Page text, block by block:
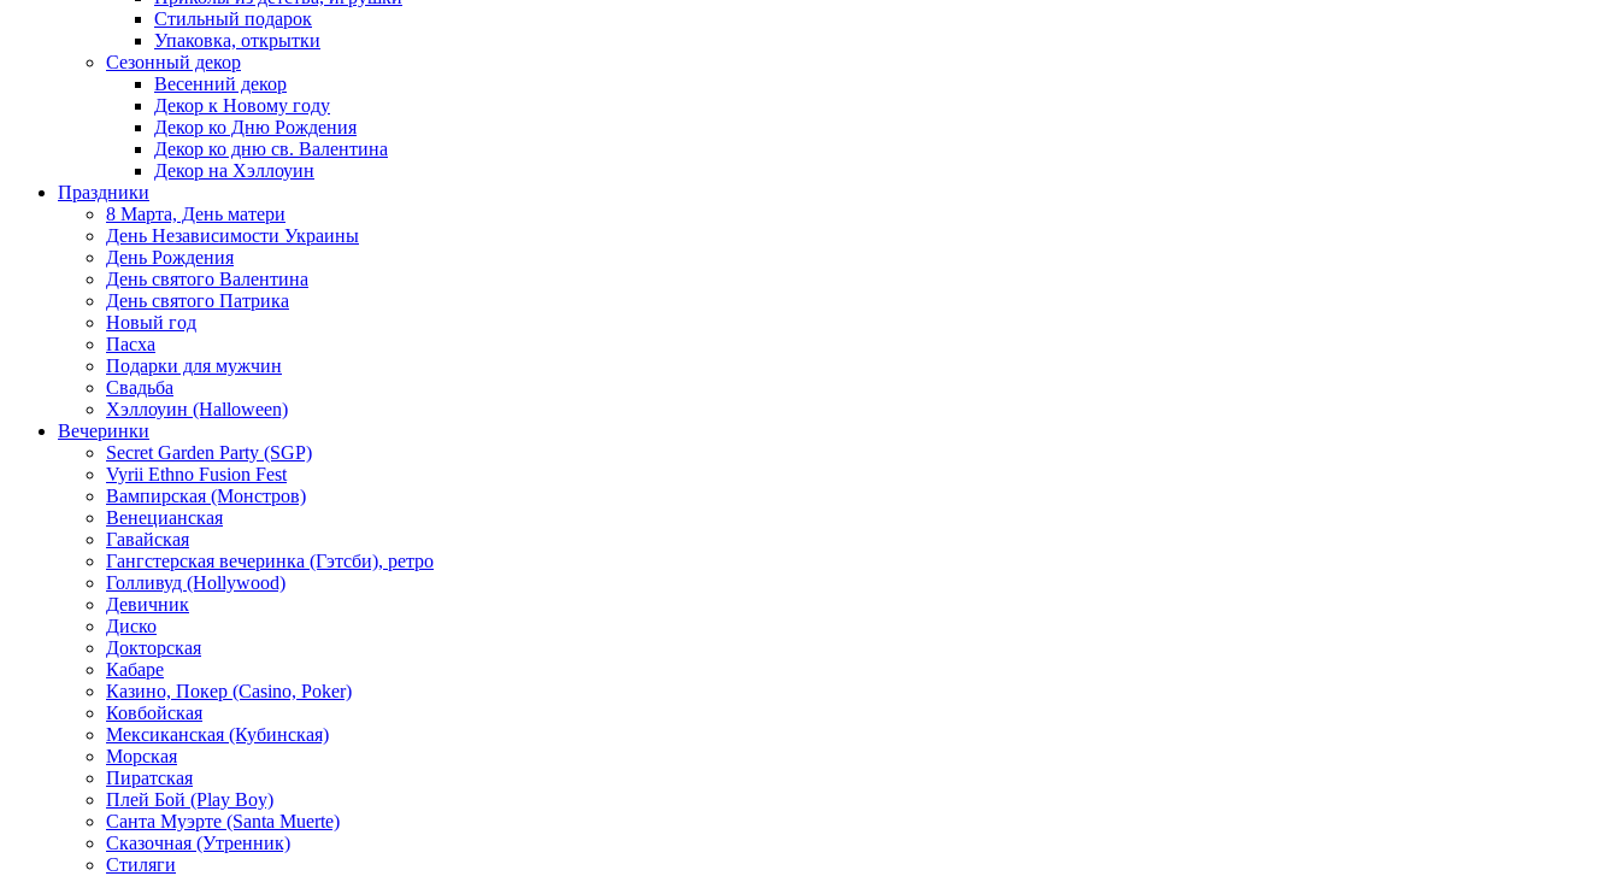
Стильный подарок
Упаковка, открытки
Сезонный декор
Весенний декор
Декор к Новому году
Декор ко Дню Рождения
Декор ко дню св. Валентина
Декор на Хэллоуин
Праздники
8 Марта, День матери
День Независимости Украины
День Рождения
День святого Валентина
День святого Патрика
Новый год
Пасха
Подарки для мужчин
Свадьба
Хэллоуин (Halloween)
Вечеринки
Secret Garden Party (SGP)
Vyrii Ethno Fusion Fest
Вампирская (Монстров)
Венецианская
Гавайская
Гангстерская вечеринка (Гэтсби), ретро
Голливуд (Hollywood)
Девичник
Диско
Докторская
Кабаре
Казино, Покер (Casino, Poker)
Ковбойская
Мексиканская (Кубинская)
Морская
Пиратская
Плей Бой (Play Boy)
Санта Муэрте (Santa Muerte)
Сказочная (Утренник)
Стиляги